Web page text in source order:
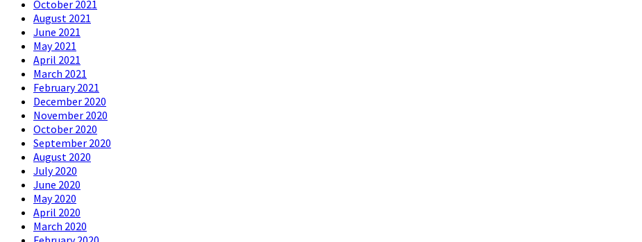
October 2021
August 2021
June 2021
May 2021
April 2021
March 2021
February 2021
December 2020
November 2020
October 2020
September 2020
August 2020
July 2020
June 2020
May 2020
April 2020
March 2020